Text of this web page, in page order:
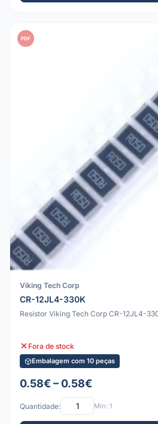
PDF
Viking Tech Corp
CR-12JL4-330K
Resistor Viking Tech Corp CR-12JL4-
Fora de stock
Embalagem com 10 peças
0.58€ – 0.58€
Quantidade: Mín: 1